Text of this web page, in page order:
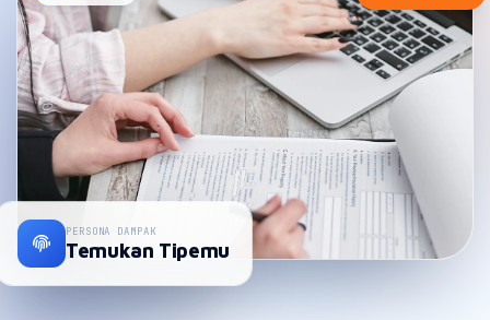
PERSONA DAMPAK
Temukan Tipemu